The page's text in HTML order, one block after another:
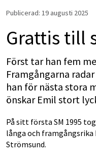
Publicerad: 19 augusti 2025
Grattis till
Först tar han fem
Framgångarna
han för nästa stora
önskar Emil stort
På sitt första SM 1995
långa och
Strömsund.